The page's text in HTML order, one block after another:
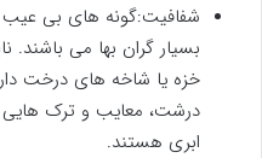
شفافیت:گونه های بی عیب
بسیار گران بها می
خزه یا شاخه های درخت
درشت، معایب و ترک هایی
ابری هستند.